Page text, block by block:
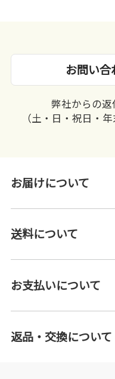
お問い合
弊社からの返
（土・日・祝日・
お届けについて
送料について
お支払いについて
返品・交換について